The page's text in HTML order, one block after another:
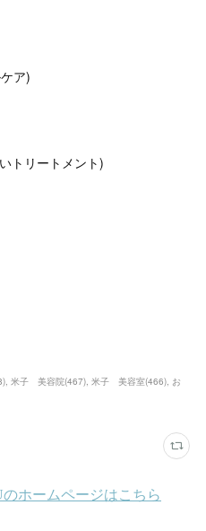
ア)
トリートメント)
) 米子 美容院(467) 米子 美容室(466) お